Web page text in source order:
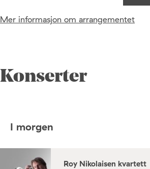
Mer informasjon om arrangementet
Konserter
I morgen
Roy Nikolaisen kvartett